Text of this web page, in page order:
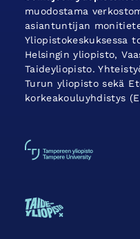
muodostama
asiantuntijan
Yliopistokeskuksessa
Helsingin yliopisto,
Taideyliopisto.
Turun yliopisto sekä
korkeakouluyhdistys